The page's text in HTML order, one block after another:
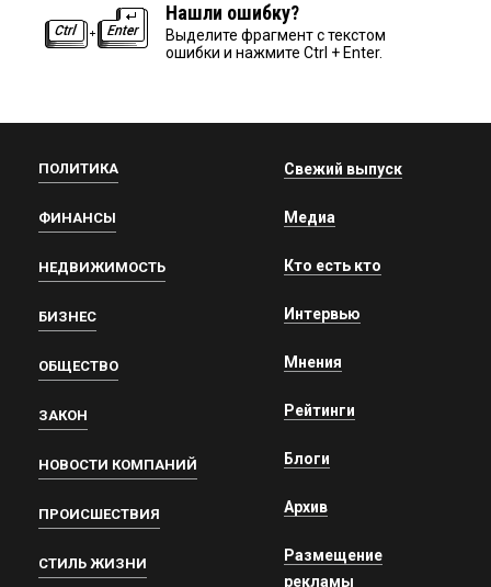
Нашли ошибку?
Выделите фрагмент с текстом
ошибки и нажмите Ctrl + Enter.
ПОЛИТИКА
ФИНАНСЫ
НЕДВИЖИМОСТЬ
БИЗНЕС
ОБЩЕСТВО
ЗАКОН
НОВОСТИ КОМПАНИЙ
ПРОИСШЕСТВИЯ
СТИЛЬ ЖИЗНИ
Свежий выпуск
Медиа
Кто есть кто
Интервью
Мнения
Рейтинги
Блоги
Архив
Размещение
рекламы